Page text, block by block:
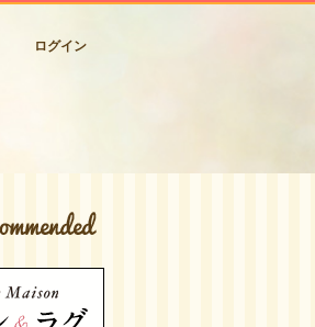
ログイン